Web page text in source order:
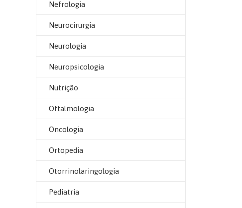
Nefrologia
Neurocirurgia
Neurologia
Neuropsicologia
Nutrição
Oftalmologia
Oncologia
Ortopedia
Otorrinolaringologia
Pediatria